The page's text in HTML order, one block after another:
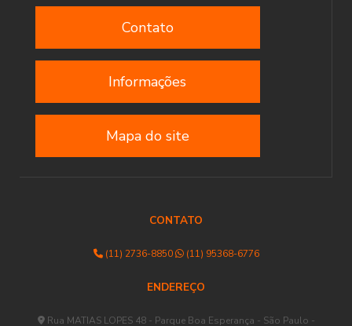
Contato
Informações
Mapa do site
CONTATO
(11) 2736-8850 (11) 95368-6776
ENDEREÇO
Rua MATIAS LOPES 48 - Parque Boa Esperança - São Paulo -